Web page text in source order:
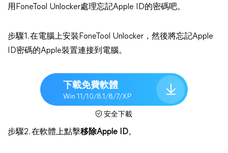
用FoneTool Unlocker處理忘記Apple ID的密碼吧。
步驟1. 在電腦上安裝FoneTool Unlocker，然後將忘記Apple
ID密碼的Apple裝置連接到電腦。
下載免費軟體
Win 11/10/8.1/8/7/XP
安全下載
步驟2. 在軟體上點擊移除Apple ID。